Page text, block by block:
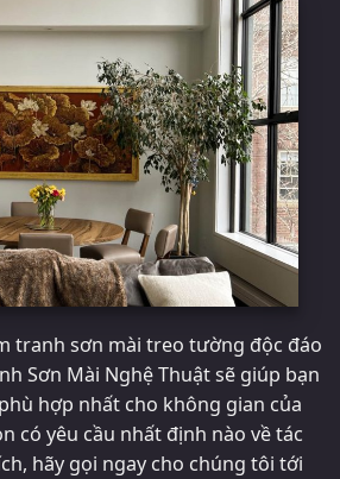
tranh sơn mài treo tường độc đáo
Sơn Mài Nghệ Thuật sẽ giúp bạn
hợp nhất cho không gian của
có yêu cầu nhất định nào về tác
hãy gọi ngay cho chúng tôi tới